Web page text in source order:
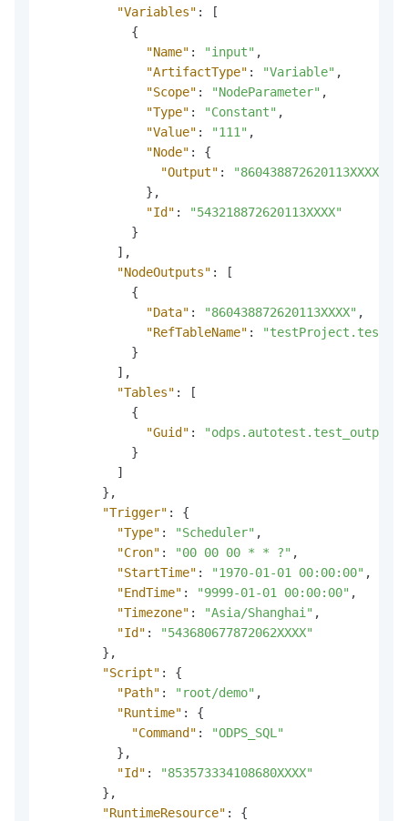
"Variables" :
[
{
"Name" : "input" ,
"ArtifactType" : "Variable" ,
"Scope" : "NodeParameter" ,
"Type" : "Constant" ,
"Value" : "111" ,
"Node" :
{
"Output" :
"860438872620113XXXX"
} ,
"Id" :
"543218872620113XXXX"
}
] ,
"NodeOutputs" :
[
{
"Data" : "860438872620113XXXX" ,
"RefTableName" :
}
] ,
"Tables" :
[
{
"Guid" :
}
]
} ,
"Trigger" :
{
"Type" : "Scheduler" ,
"Cron" : "00 00 00 * * ?" ,
"StartTime" : "1970-01-01 00:00:00" ,
"EndTime" : "9999-01-01 00:00:00" ,
"Timezone" : "Asia/Shanghai" ,
"Id" :
"543680677872062XXXX"
} ,
"Script" :
{
"Path" : "root/demo" ,
"Runtime" :
{
"Command" :
"ODPS_SQL"
} ,
"Id" :
"853573334108680XXXX"
} ,
"RuntimeResource" :
{